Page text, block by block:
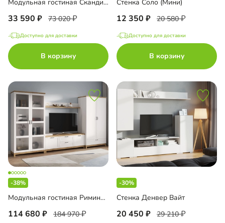
Модульная гостиная Скандивуд-3
33 590 73 020
Доступно для доставки
В корзину
Стенка Соло (Мини)
12 350 20 580
Доступно для доставки
В корзину
-38%
Модульная гостиная Римини-2
114 680 184 970
-30%
Стенка Денвер Вайт
20 450 29 210